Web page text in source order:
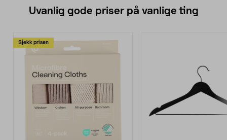
Uvanlig gode priser på vanlige ting
Sjekk prisen